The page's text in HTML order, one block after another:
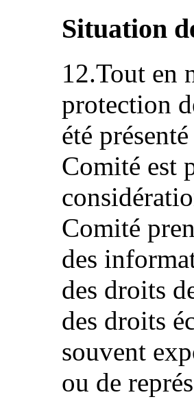
Situation
12.Tout en
protection
été
Comité est
Comité
des
des droits
des droits
souvent
ou de